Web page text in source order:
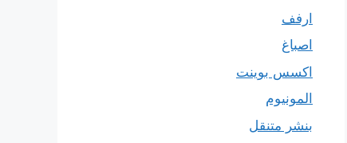
ارفف
اصباغ
اكسس بوينت
المونيوم
بنشر متنقل